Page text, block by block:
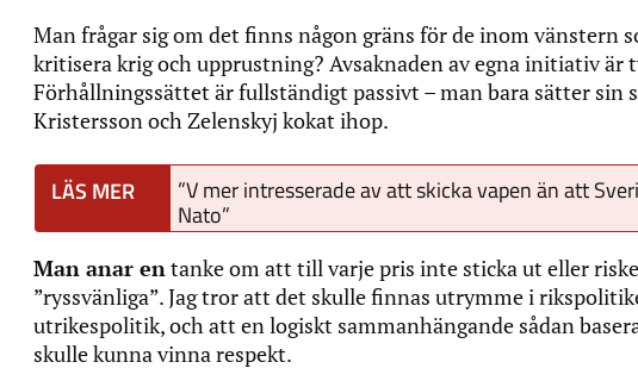
Man frågar sig om det finns någon gräns för de inom vänstern
kritisera krig och upprustning? Avsaknaden av egna initiativ är
Förhållningssättet är fullständigt passivt – man bara sätter sin
Kristersson och Zelenskyj kokat ihop.
”V mer intresserade av att skicka vapen än att
Nato”
Man anar entanke om att till varje pris inte sticka ut eller
”ryssvänliga”. Jag tror att det skulle finnas utrymme i
utrikespolitik, och att en logiskt sammanhängande sådan
skulle kunna vinna respekt.